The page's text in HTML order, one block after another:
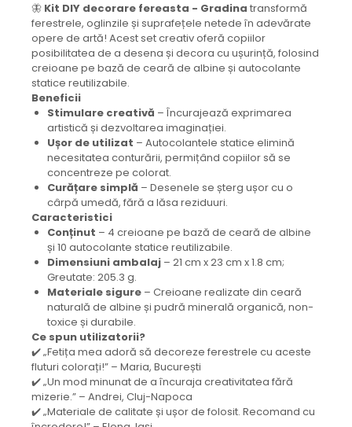
🦋 Kit DIY decorare fereasta - Gradina transformă
ferestrele, oglinzile și suprafețele netede în adevărate
opere de artă! Acest set creativ oferă copiilor
posibilitatea de a desena și decora cu ușurință, folosind
creioane pe bază de ceară de albine și autocolante
statice reutilizabile.
Beneficii
Stimulare creativă – Încurajează exprimarea
artistică și dezvoltarea imaginației.
Ușor de utilizat – Autocolantele statice elimină
necesitatea conturării, permițând copiilor să se
concentreze pe colorat.
Curățare simplă – Desenele se șterg ușor cu o
cârpă umedă, fără a lăsa reziduuri.
Caracteristici
Conținut – 4 creioane pe bază de ceară de albine
și 10 autocolante statice reutilizabile.
Dimensiuni ambalaj – 21 cm x 23 cm x 1.8 cm;
Greutate: 205.3 g.
Materiale sigure – Creioane realizate din ceară
naturală de albine și pudră minerală organică, non-
toxice și durabile.
Ce spun utilizatorii?
✔️ „Fetița mea adoră să decoreze ferestrele cu aceste
fluturi colorați!” – Maria, București
✔️ „Un mod minunat de a încuraja creativitatea fără
mizerie.” – Andrei, Cluj-Napoca
✔️ „Materiale de calitate și ușor de folosit. Recomand cu